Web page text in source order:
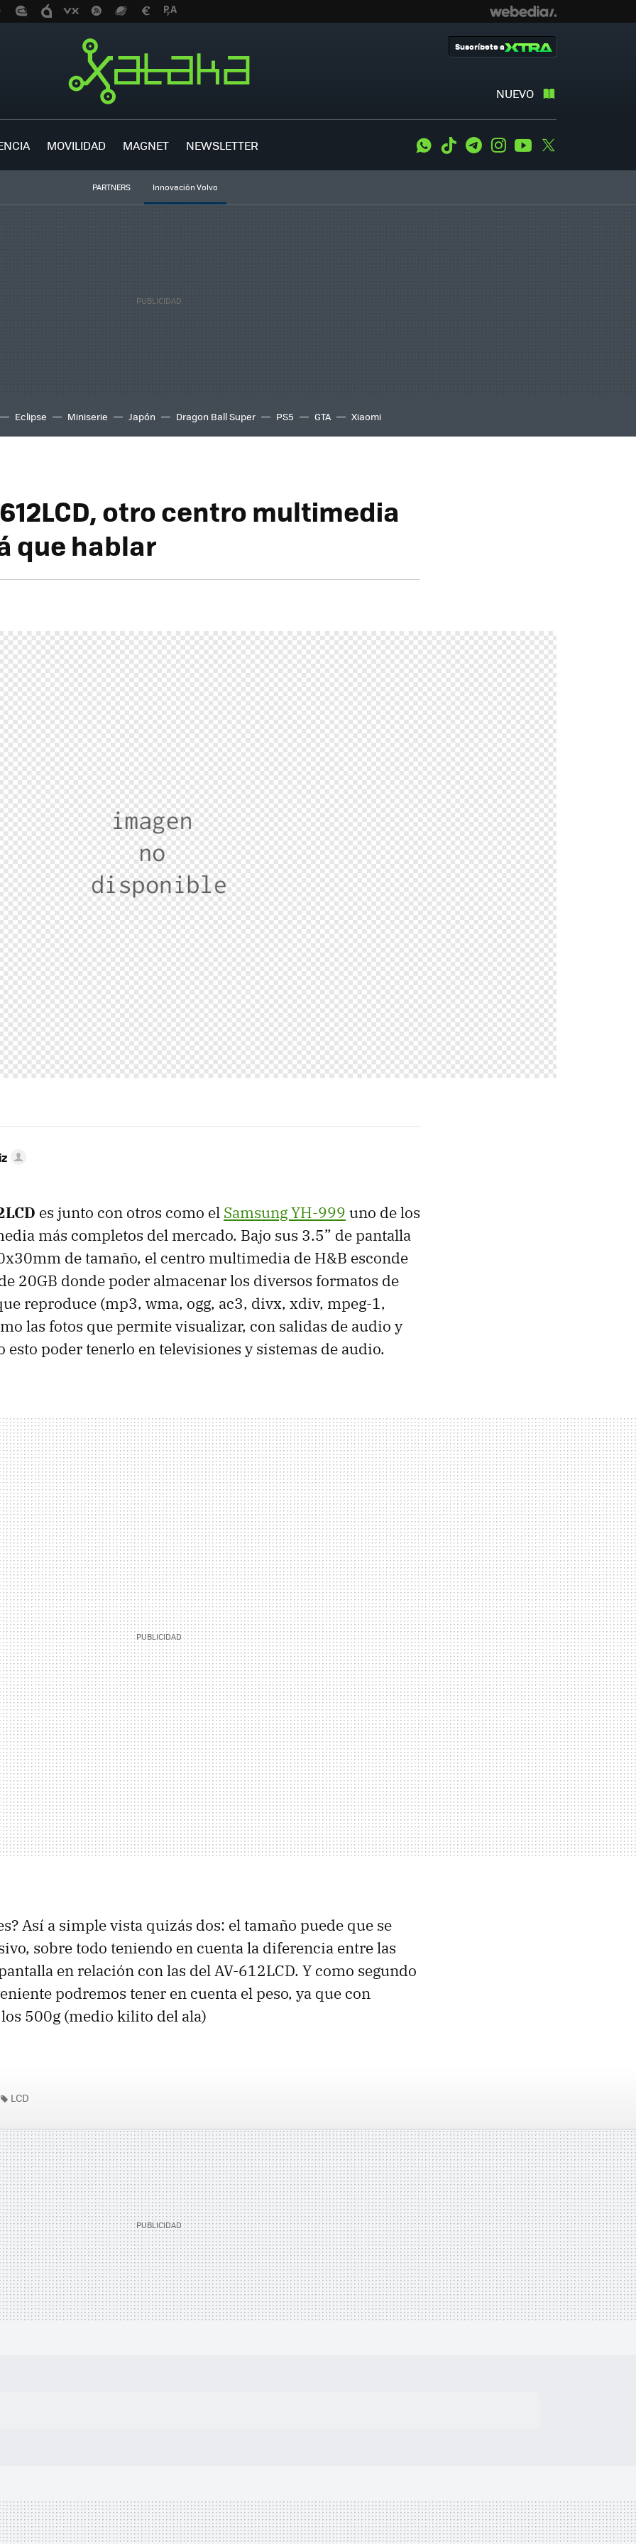
NUEVO
Suscríbete a
MOVILIDAD MAGNET NEWSLETTER WhatsApp
Tiktok TelegramInstagramYoutube
PARTNERS Innovación Volvo
Eclipse Miniserie Japón Dragon Ball Super PS5 GTA Xiaomi
otro centro multimedia
que hablar
es junto con otros como el Samsung YH-999 uno de los
más completos del mercado. Bajo sus 3.5” de pantalla
de tamaño, el centro multimedia de H&B esconde
20GB donde poder almacenar los diversos formatos de
reproduce (mp3, wma, ogg, ac3, divx, xdiv, mpeg-1,
las fotos que permite visualizar, con salidas de audio y
esto poder tenerlo en televisiones y sistemas de audio.
Así a simple vista quizás dos: el tamaño puede que se
sobre todo teniendo en cuenta la diferencia entre las
en relación con las del AV-612LCD. Y como segundo
podremos tener en cuenta el peso, ya que con
500g (medio kilito del ala)
LCD